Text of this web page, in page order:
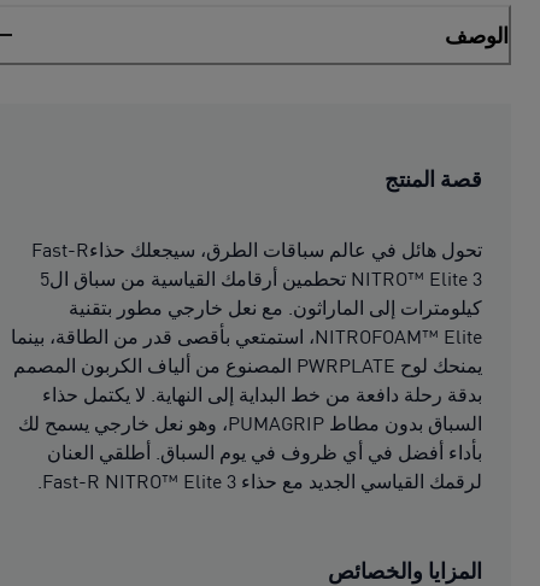
الوصف
قصة المنتج
تحول هائل في عالم سباقات الطرق، سيجعلك حذاءFast-R
NITRO™ Elite 3 تحطمين أرقامك القياسية من سباق ال5
كيلومترات إلى الماراثون. مع نعل خارجي مطور بتقنية
NITROFOAM™ Elite، استمتعي بأقصى قدر من الطاقة، بينما
يمنحك لوح PWRPLATE المصنوع من ألياف الكربون المصمم
بدقة رحلة دافعة من خط البداية إلى النهاية. لا يكتمل حذاء
السباق بدون مطاط PUMAGRIP، وهو نعل خارجي يسمح لك
بأداء أفضل في أي ظروف في يوم السباق. أطلقي العنان
لرقمك القياسي الجديد مع حذاء Fast-R NITRO™ Elite 3.
المزايا والخصائص